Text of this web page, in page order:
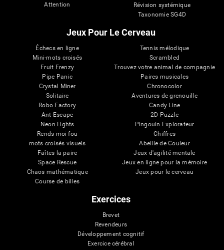
Attention
Révision systémique
Taxonomie SG4D
Jeux Pour Le Cerveau
Échecs en ligne
Mini-mots croisés
Fruit Frenzy
Pipe Panic
Crystal Miner
Solitaire
Robo Factory
Ant Escape
Neon Lights
Rends moi fou
mots croisés visuels
Faîtes la paire
Space Rescue
Chaos mathématique
Course de billes
Tennis mélodique
Scrambled
Trouvez votre animal de compagnie
Paires musicales
Chronocolor
Aventures de grenouille
Candy Line
2D Puzzle
Pingouin Explorateur
Chiffres
Abeille de Couleur
Jeux d'agilité mentale
Jeux en ligne pour la mémoire
Jeux pour le cerveau
Exercices
Brevet
Revendeurs
Développement cognitif
Exercice cérébral